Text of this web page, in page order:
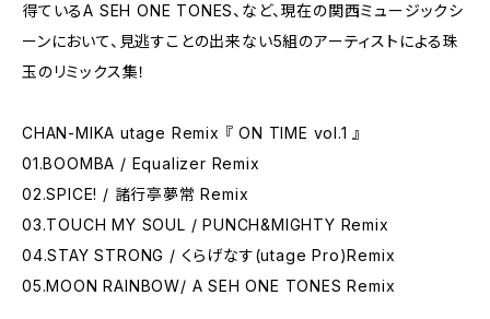
得ているA SEH ONE TONES、など、現在の関西ミュージックシ
ーンにおいて、見逃すことの出来ない5組のアーティストによる珠
玉のリミックス集！
CHAN-MIKA utage Remix 『 ON TIME vol.1 』
01.BOOMBA / Equalizer Remix
02.SPICE! / 諸行亭夢常 Remix
03.TOUCH MY SOUL / PUNCH&MIGHTY Remix
04.STAY STRONG / くらげなす(utage Pro)Remix
05.MOON RAINBOW/ A SEH ONE TONES Remix